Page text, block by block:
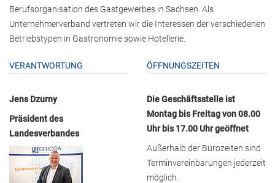
Berufsorganisation des Gastgewerbes in Sachsen. Als
Unternehmerverband vertreten wir die Interessen der verschiedenen
Betriebstypen in Gastronomie sowie Hotellerie.
VERANTWORTUNG
Jens Dzurny
Präsident des
Landesverbandes
ÖFFNUNGSZEITEN
Die Geschäftsstelle ist
Montag bis Freitag von 08.00
Uhr bis 17.00 Uhr geöffnet
Außerhalb der Bürozeiten sind
Terminvereinbarungen jederzeit
möglich.